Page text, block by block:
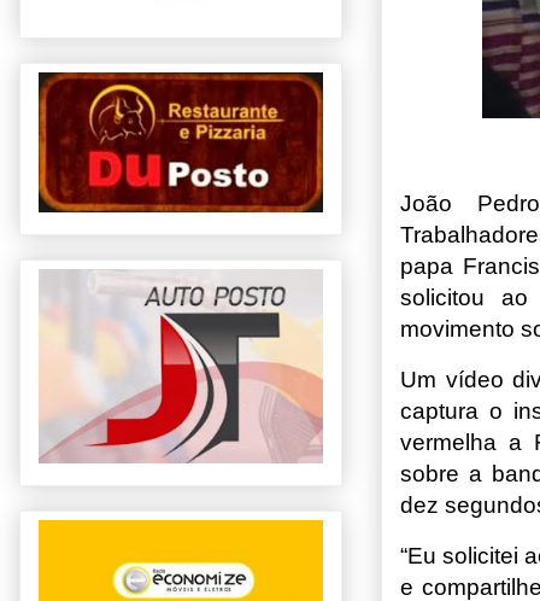
João
papa
solicitou ao
movimento
Um vídeo
captura o
vermelha a
sobre a
dez
“Eu solicitei
e